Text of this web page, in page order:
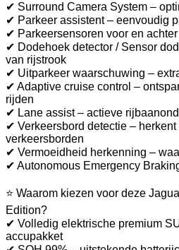
✔ Surround Camera System –
✔ Parkeer assistent – eenvoudig
✔ Parkeersensoren voor en
✔ Dodehoek detector / Sensor
van rijstrook
✔ Uitparkeer waarschuwing –
✔ Adaptive cruise control –
rijden
✔ Lane assist – actieve
✔ Verkeersbord detectie –
verkeersborden
✔ Vermoeidheid herkenning –
✔ Autonomous Emergency
⭐ Waarom kiezen voor deze
Edition?
✔ Volledig elektrische premium
accupakket